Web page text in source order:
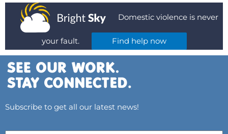
Domestic violence is never
your fault. Find help now
Subscribe to get all our latest news!